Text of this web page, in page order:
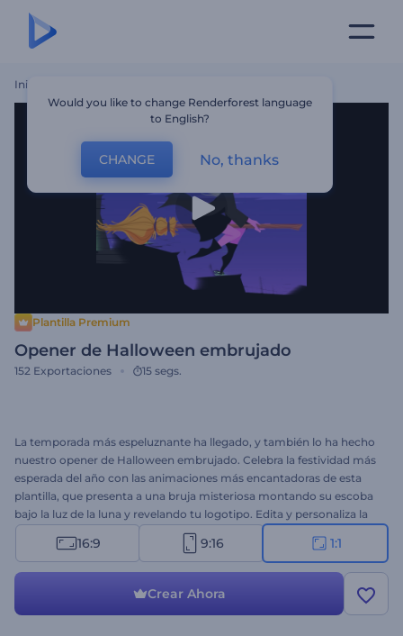
Inicio
Plantilla Premium
Opener de Halloween embrujado
152 Exportaciones 15 segs.
La temporada más espeluznante ha llegado, y también lo ha hecho
nuestro opener de Halloween embrujado. Celebra la festividad más
esperada del año con las animaciones más encantadoras de esta
plantilla, que presenta a una bruja misteriosa montando su escoba
bajo la luz de la luna y revelando tu logotipo. Edita y personaliza la
plantilla escribiendo tus mensajes festivos, cargando tu logotipo y
completando el video con música temática de fondo. Perfecto para
invitaciones de eventos espeluznantes y muchos otros proyectos.
Entonces, ¿por qué esperar? ¡Crea tu video embrujado hoy y deja
16:9 9:16 1:1
Crear Ahora
Would you like to change Renderforest language
to English?
CHANGE No, thanks